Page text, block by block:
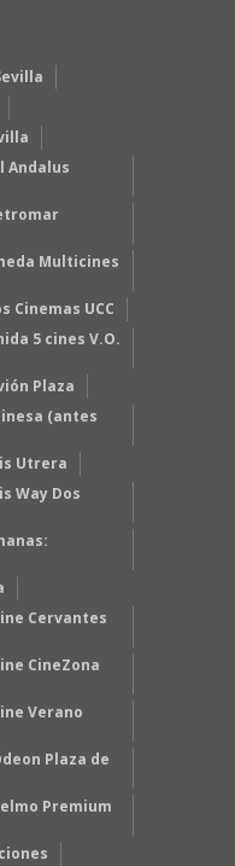
Andalus
Multicines
Cinemas UCC
5 cines V.O.
Plaza
(antes
Utrera
Way Dos
Cervantes
CineZona
Verano
Plaza de
Premium